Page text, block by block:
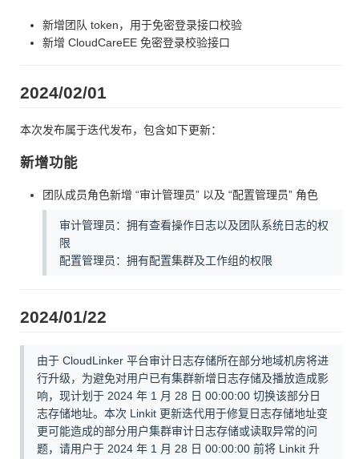
新增团队 token，用于免密登录接口校验
新增 CloudCareEE 免密登录校验接口
2024/02/01
本次发布属于迭代发布，包含如下更新：
新增功能
团队成员角色新增 “审计管理员” 以及 “配置管理员” 角色
审计管理员：拥有查看操作日志以及团队系统日志的权
限
配置管理员：拥有配置集群及工作组的权限
2024/01/22
由于 CloudLinker 平台审计日志存储所在部分地域机房将进
行升级，为避免对用户已有集群新增日志存储及播放造成影
响，现计划于 2024 年 1 月 28 日 00:00:00 切换该部分日
志存储地址。本次 Linkit 更新迭代用于修复日志存储地址变
更可能造成的部分用户集群审计日志存储或读取异常的问
题，请用户于 2024 年 1 月 28 日 00:00:00 前将 Linkit 升